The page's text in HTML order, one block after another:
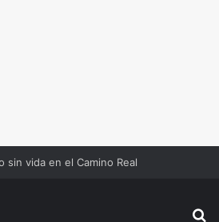
sin vida en el Camino Real